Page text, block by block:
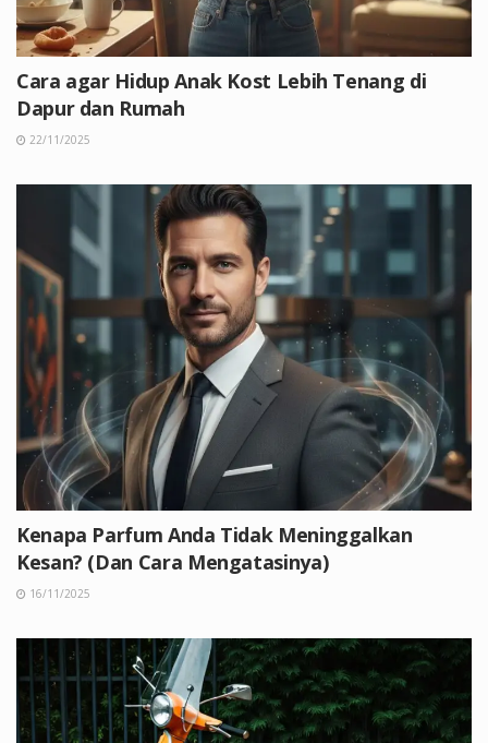
Cara agar Hidup Anak Kost Lebih Tenang di
Dapur dan Rumah
22/11/2025
Kenapa Parfum Anda Tidak Meninggalkan
Kesan? (Dan Cara Mengatasinya)
16/11/2025